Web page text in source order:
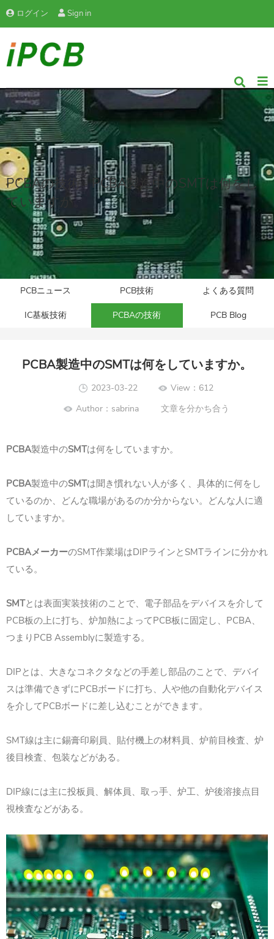
ログイン Sign in
PCBAの技術 - PCBA製造中のSMTは何をし
ていますか。
PCBニュース PCB技術 よくある質問
IC基板技術 PCBAの技術 PCB Blog
PCBA製造中のSMTは何をしていますか。
2023-03-22
View：612
Author：sabrina 文章を分かち合う
PCBA製造中のSMTは何をしていますか。
PCBA製造中のSMTは聞き慣れない人が多く、具体的に何をし
ているのか、どんな職場があるのか分からない。どんな人に適
していますか。
PCBAメーカーのSMT作業場はDIPラインとSMTラインに分かれ
ている。
SMTとは表面実装技術のことで、電子部品をデバイスを介して
PCB板の上に打ち、炉加熱によってPCB板に固定し、PCBA、
つまりPCB Assemblyに製造する。
DIPとは、大きなコネクタなどの手差し部品のことで、デバイ
スは準備できずにPCBボードに打ち、人や他の自動化デバイス
を介してPCBボードに差し込むことができます。
SMT線は主に錫膏印刷員、貼付機上の材料員、炉前目検査、炉
後目検査、包装などがある。
DIP線には主に投板員、解体員、取っ手、炉工、炉後溶接点目
視検査などがある。